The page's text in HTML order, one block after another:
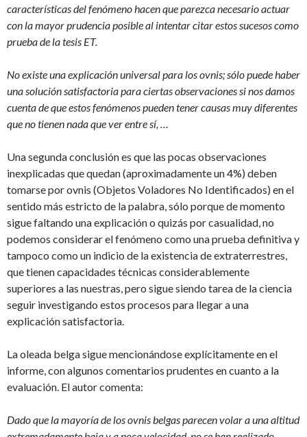
características del fenómeno hacen que parezca necesario actuar
con la mayor prudencia posible al intentar citar estos sucesos como
prueba de la tesis ET.
No existe una explicación universal para los ovnis; sólo puede haber
una solución satisfactoria para ciertas observaciones si nos damos
cuenta de que estos fenómenos pueden tener causas muy diferentes
que no tienen nada que ver entre sí, …
Una segunda conclusión es que las pocas observaciones
inexplicadas que quedan (aproximadamente un 4%) deben
tomarse por ovnis (Objetos Voladores No Identificados) en el
sentido más estricto de la palabra, sólo porque de momento
sigue faltando una explicación o quizás por casualidad, no
podemos considerar el fenómeno como una prueba definitiva y
tampoco como un indicio de la existencia de extraterrestres,
que tienen capacidades técnicas considerablemente
superiores a las nuestras, pero sigue siendo tarea de la ciencia
seguir investigando estos procesos para llegar a una
explicación satisfactoria.
La oleada belga sigue mencionándose explícitamente en el
informe, con algunos comentarios prudentes en cuanto a la
evaluación. El autor comenta:
Dado que la mayoría de los ovnis belgas parecen volar a una altitud